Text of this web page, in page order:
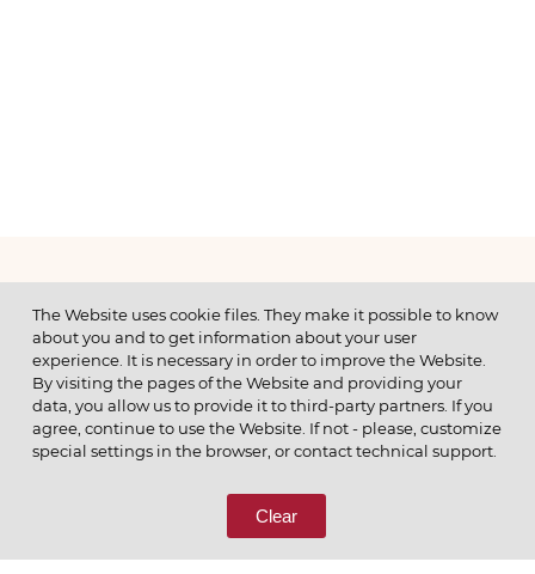
МЕНЮ
© 2026 ОАО
ПОЗВОНИТЕ НАМ
8 (800) 333-65-66
The Website uses cookie files. They make it possible to know
about you and to get information about your user
experience. It is necessary in order to improve the Website.
By visiting the pages of the Website and providing your
data, you allow us to provide it to third-party partners. If you
agree, continue to use the Website. If not - please, customize
special settings in the browser, or contact technical support.
Clear